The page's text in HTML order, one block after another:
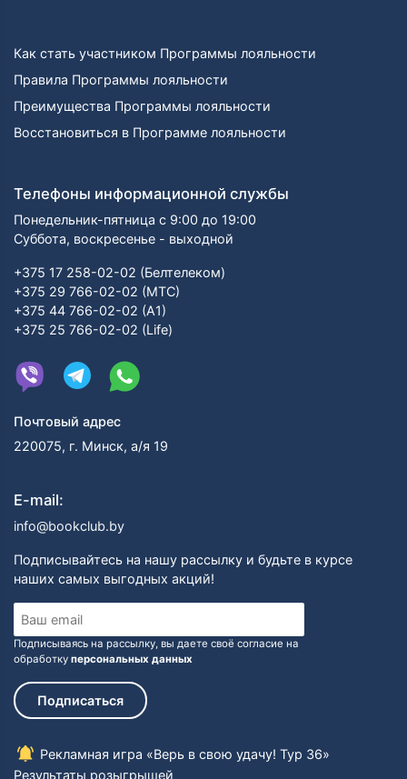
Как стать участником Программы лояльности
Правила Программы лояльности
Преимущества Программы лояльности
Восстановиться в Программе лояльности
Телефоны информационной службы
Понедельник-пятница с 9:00 до 19:00
Суббота, воскресенье - выходной
+375 17 258-02-02 (Белтелеком)
+375 29 766-02-02 (МТС)
+375 44 766-02-02 (А1)
+375 25 766-02-02 (Life)
Почтовый адрес
220075, г. Минск, а/я 19
E-mail:
info@bookclub.by
Подписывайтесь на нашу рассылку и будьте в курсе
наших самых выгодных акций!
Подписываясь на рассылку, вы даете своё согласие на
обработку персональных данных
Подписаться
Рекламная игра «Верь в свою удачу! Тур 36»
Результаты розыгрышей